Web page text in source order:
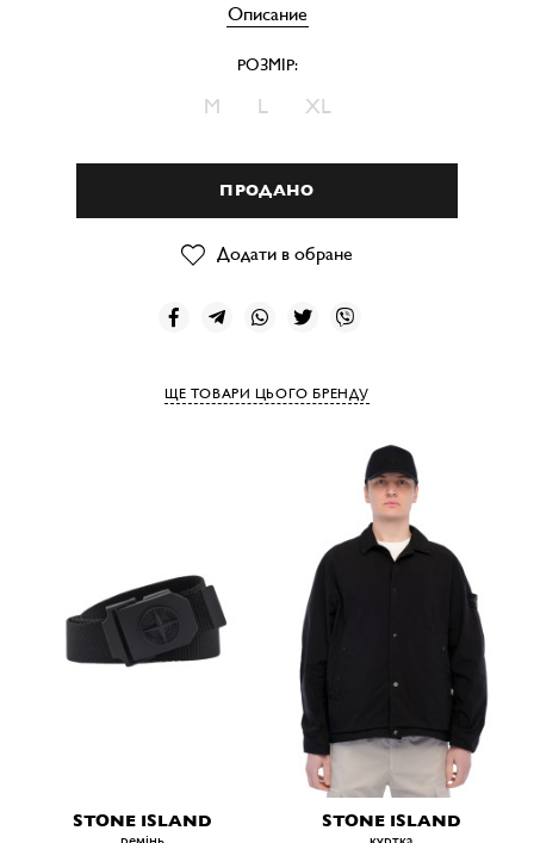
Описание
РОЗМІР:
M L XL
ПРОДАНО
Додати в обране
ЩЕ ТОВАРИ ЦЬОГО БРЕНДУ
STONE ISLAND STONE ISLAND